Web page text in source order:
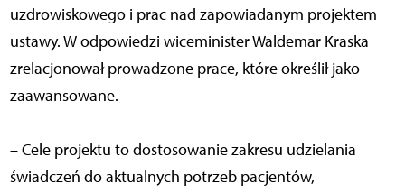
uzdrowiskowego i prac nad zapowiadanym projektem
ustawy. W odpowiedzi wiceminister Waldemar Kraska
zrelacjonował prowadzone prace, które określił jako
zaawansowane.
– Cele projektu to dostosowanie zakresu udzielania
świadczeń do aktualnych potrzeb pacjentów,